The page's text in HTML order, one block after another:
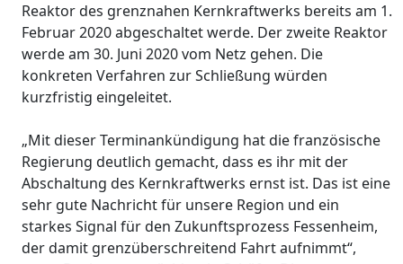
Reaktor des grenznahen Kernkraftwerks bereits am 1.
Februar 2020 abgeschaltet werde. Der zweite Reaktor
werde am 30. Juni 2020 vom Netz gehen. Die
konkreten Verfahren zur Schließung würden
kurzfristig eingeleitet.
„Mit dieser Terminankündigung hat die französische
Regierung deutlich gemacht, dass es ihr mit der
Abschaltung des Kernkraftwerks ernst ist. Das ist eine
sehr gute Nachricht für unsere Region und ein
starkes Signal für den Zukunftsprozess Fessenheim,
der damit grenzüberschreitend Fahrt aufnimmt“,